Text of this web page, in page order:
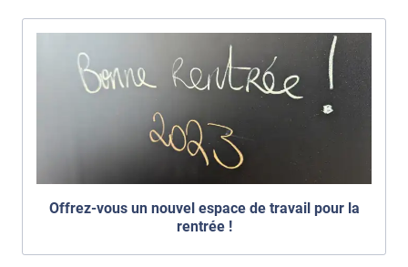
Offrez-vous un nouvel espace de travail pour la
rentrée !